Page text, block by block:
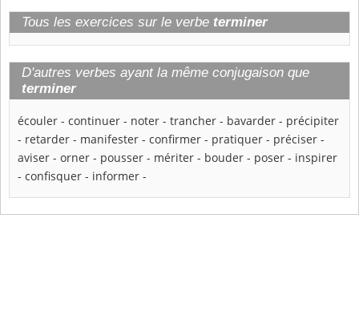
Tous les exercices sur le verbe terminer
D'autres verbes ayant la même conjugaison que
terminer
écouler - continuer - noter - trancher - bavarder - précipiter
- retarder - manifester - confirmer - pratiquer - préciser -
aviser - orner - pousser - mériter - bouder - poser - inspirer
- confisquer - informer -